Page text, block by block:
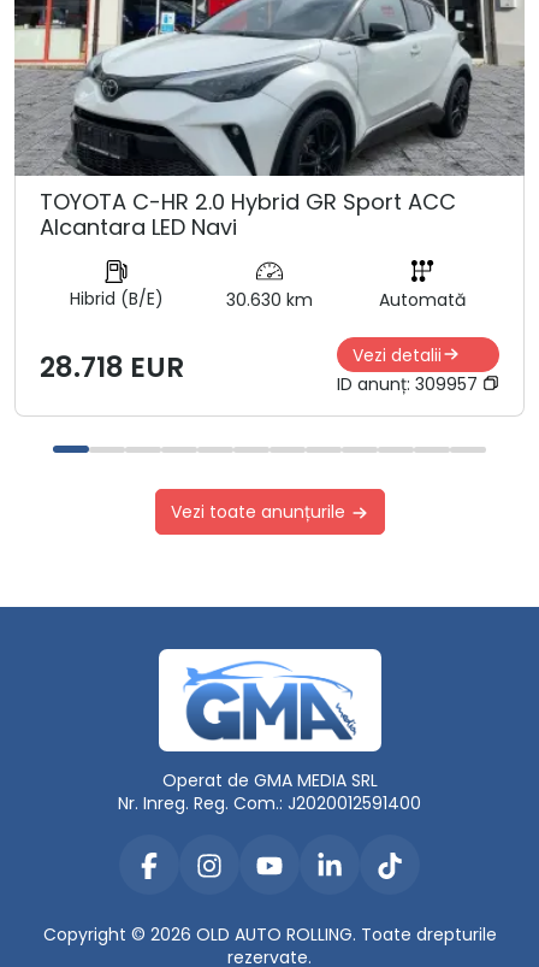
TOYOTA C-HR 2.0 Hybrid GR Sport ACC
Alcantara LED Navi
Hibrid (B/E) 30.630 km Automată
28.718 EUR
Vezi detalii
ID anunț: 309957
Vezi toate anunțurile
Operat de GMA MEDIA SRL
Nr. Inreg. Reg. Com.: J2020012591400
Copyright © 2026 OLD AUTO ROLLING. Toate drepturile
rezervate.